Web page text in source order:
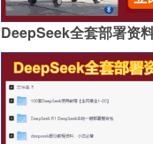
DeepSeek全套部署资